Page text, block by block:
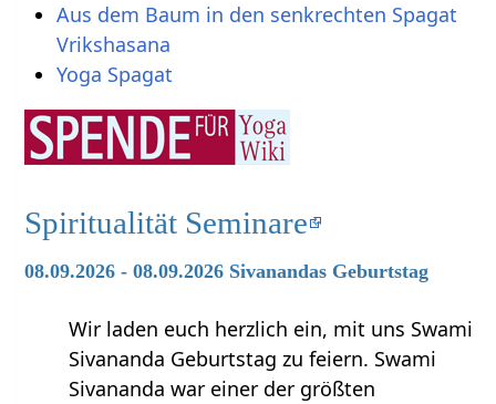
Aus dem Baum in den senkrechten Spagat
Vrikshasana
Yoga Spagat
Spiritualität Seminare
08.09.2026 - 08.09.2026 Sivanandas Geburtstag
Wir laden euch herzlich ein, mit uns Swami
Sivananda Geburtstag zu feiern. Swami
Sivananda war einer der größten